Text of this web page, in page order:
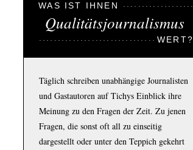
WAS IST IHNEN
Qualitätsjournalismus
WERT?
Täglich schreiben unabhängige Journalisten
und Gastautoren auf Tichys Einblick ihre
Meinung zu den Fragen der Zeit. Zu jenen
Fragen, die sonst oft all zu einseitig
dargestellt oder unter den Teppich gekehrt